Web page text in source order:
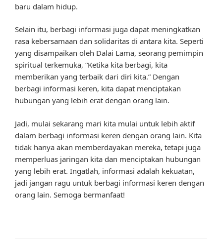
baru dalam hidup.
Selain itu, berbagi informasi juga dapat meningkatkan
rasa kebersamaan dan solidaritas di antara kita. Seperti
yang disampaikan oleh Dalai Lama, seorang pemimpin
spiritual terkemuka, “Ketika kita berbagi, kita
memberikan yang terbaik dari diri kita.” Dengan
berbagi informasi keren, kita dapat menciptakan
hubungan yang lebih erat dengan orang lain.
Jadi, mulai sekarang mari kita mulai untuk lebih aktif
dalam berbagi informasi keren dengan orang lain. Kita
tidak hanya akan memberdayakan mereka, tetapi juga
memperluas jaringan kita dan menciptakan hubungan
yang lebih erat. Ingatlah, informasi adalah kekuatan,
jadi jangan ragu untuk berbagi informasi keren dengan
orang lain. Semoga bermanfaat!